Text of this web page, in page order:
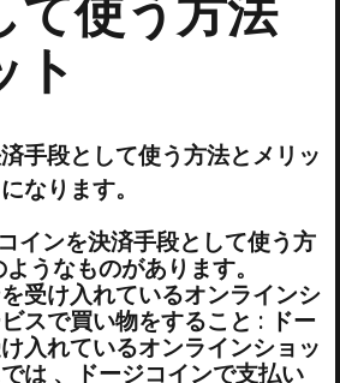
ト
手段として使う方法とメリッ
なります。
インを決済手段として使う方
うなものがあります。
受け入れているオンラインシ
スで買い物をすること : ドー
入れているオンラインショッ
は 、ドージコインで支払い